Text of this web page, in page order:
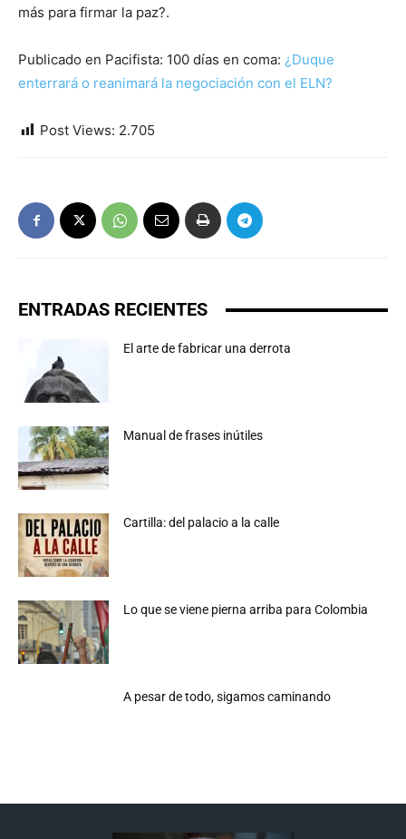
más para firmar la paz?.
Publicado en Pacifista: 100 días en coma: ¿Duque
enterrará o reanimará la negociación con el ELN?
Post Views: 2.705
ENTRADAS RECIENTES
El arte de fabricar una derrota
Manual de frases inútiles
Cartilla: del palacio a la calle
Lo que se viene pierna arriba para Colombia
A pesar de todo, sigamos caminando